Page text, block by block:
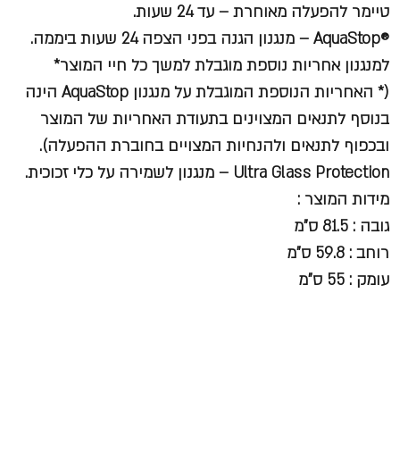
טיימר להפעלה מאוחרת – עד 24 שעות.
®AquaStop – מנגנון הגנה בפני הצפה 24 שעות ביממה.
למנגנון אחריות נוספת מוגבלת למשך כל חיי המוצר*
(* האחריות הנוספת המוגבלת על מנגנון AquaStop הינה
בנוסף לתנאים המצוינים בתעודת האחריות של המוצר
ובכפוף לתנאים ולהנחיות המצויים בחוברת ההפעלה).
Ultra Glass Protection – מנגנון לשמירה על כלי זכוכית.
מידות המוצר :
גובה : 81.5 ס"מ
רוחב : 59.8 ס"מ
עומק : 55 ס"מ